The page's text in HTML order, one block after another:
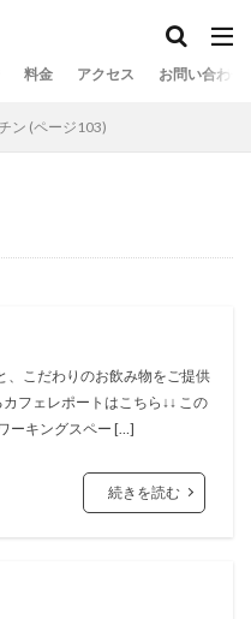
料金 アクセス お問い合わせ
ン (ページ103)
、こだわりのお飲み物をご提供
フェレポートはこちら↓↓ この
ーキングスペー […]
続きを読む